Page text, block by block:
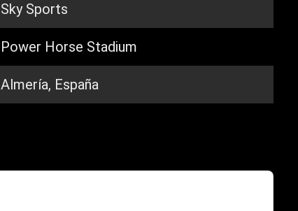
Sky Sports
Power Horse Stadium
Almería, España